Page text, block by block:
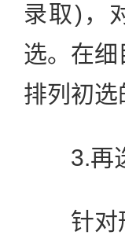
录取)，
选。在
排列初
3.再选
针对形